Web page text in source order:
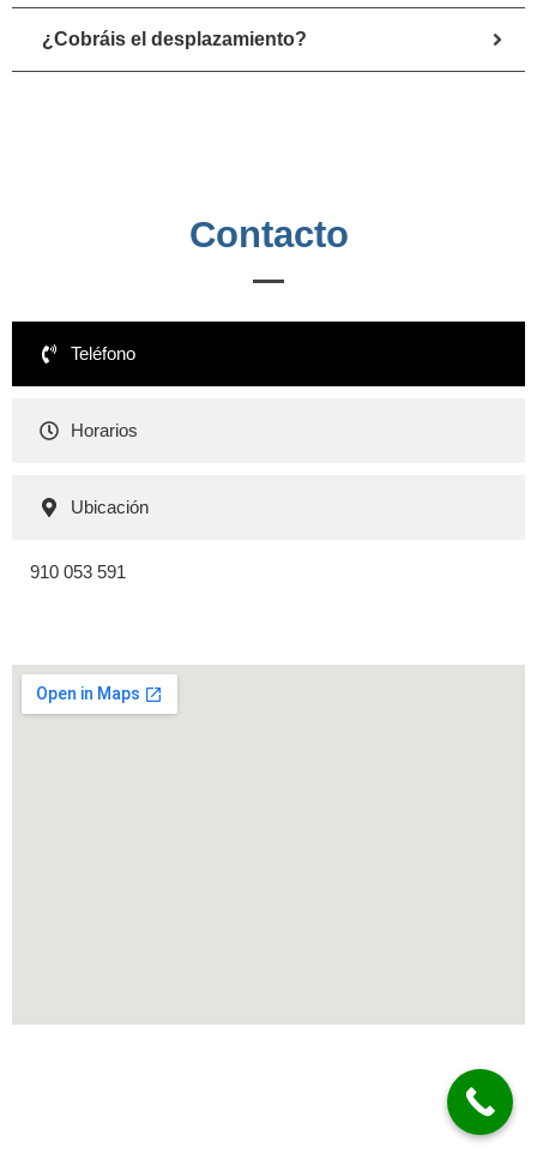
¿Cobráis el desplazamiento?
Contacto
Teléfono
Horarios
Ubicación
910 053 591